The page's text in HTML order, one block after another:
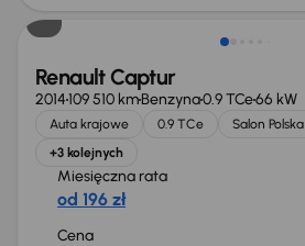
Renault Captur
2014109 510 kmBenzyna0.9 TCe66 kW
Auta krajowe 0.9 TCe Salon Polska
+3 kolejnych
Miesięczna rata
od 196 zł
Cena